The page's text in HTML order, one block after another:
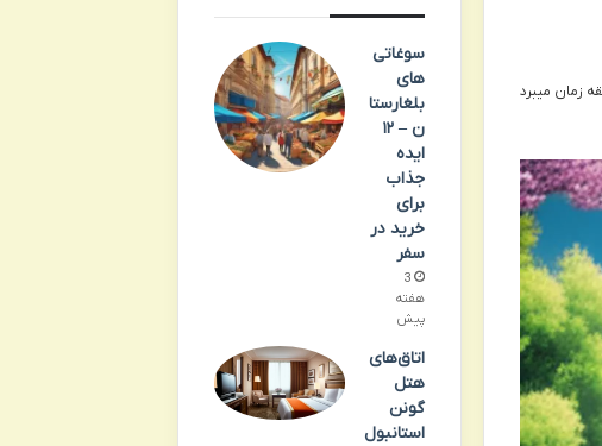
سوغاتی
های
بلغارستا
ن – ۱۲
ایده
جذاب
برای
خرید در
سفر
3
هفته
پیش
اتاق‌های
هتل
گونن
استانبول